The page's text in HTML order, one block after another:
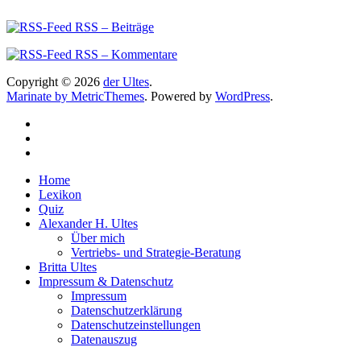
RSS – Beiträge
RSS – Kommentare
Copyright © 2026 der Ultes.
Marinate by MetricThemes. Powered by WordPress.
Home
Lexikon
Quiz
Alexander H. Ultes
Über mich
Vertriebs- und Strategie-Beratung
Britta Ultes
Impressum & Datenschutz
Impressum
Datenschutzerklärung
Datenschutzeinstellungen
Datenauszug